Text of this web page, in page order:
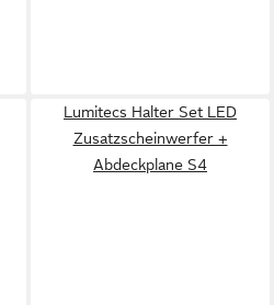
Lumitecs Halter Set LED
Zusatzscheinwerfer +
Abdeckplane S4